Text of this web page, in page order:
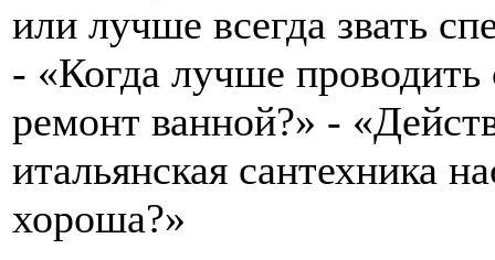
или лучше всегда звать
- «Когда лучше
ремонт ванной?» -
итальянская сантехника
хороша?»